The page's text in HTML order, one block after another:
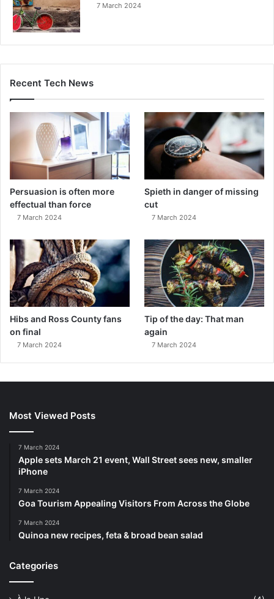
7 March 2024
Recent Tech News
Persuasion is often more
effectual than force
7 March 2024
Spieth in danger of missing
cut
7 March 2024
Hibs and Ross County fans
on final
7 March 2024
Tip of the day: That man
again
7 March 2024
Most Viewed Posts
7 March 2024
Apple sets March 21 event, Wall Street sees new, smaller
iPhone
7 March 2024
Goa Tourism Appealing Visitors From Across the Globe
7 March 2024
Quinoa new recipes, feta & broad bean salad
Categories